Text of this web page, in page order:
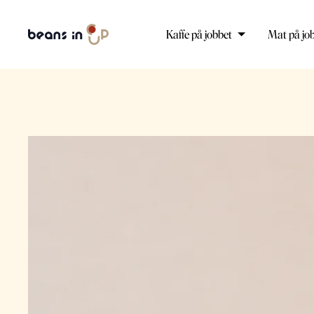
Kaffe på jobbet Mat på